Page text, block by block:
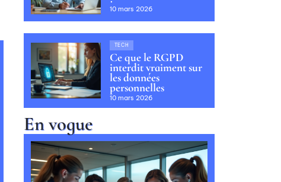
10 mars 2026
TECH
Ce que le RGPD
interdit vraiment sur
les données
personnelles
10 mars 2026
En vogue